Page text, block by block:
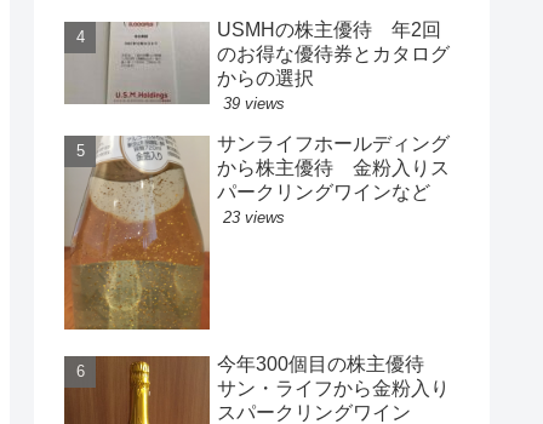
USMHの株主優待 年2回
のお得な優待券とカタログ
からの選択
39 views
サンライフホールディング
から株主優待 金粉入りス
パークリングワインなど
23 views
今年300個目の株主優待
サン・ライフから金粉入り
スパークリングワイン